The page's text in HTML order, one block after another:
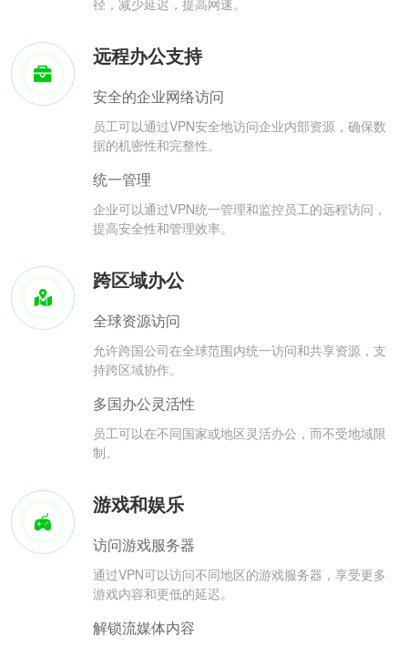
径，减少延迟，提高网速。
远程办公支持
安全的企业网络访问
员工可以通过VPN安全地访问企业内部资源，确保数
据的机密性和完整性。
统一管理
企业可以通过VPN统一管理和监控员工的远程访问，
提高安全性和管理效率。
跨区域办公
全球资源访问
允许跨国公司在全球范围内统一访问和共享资源，支
持跨区域协作。
多国办公灵活性
员工可以在不同国家或地区灵活办公，而不受地域限
制。
游戏和娱乐
访问游戏服务器
通过VPN可以访问不同地区的游戏服务器，享受更多
游戏内容和更低的延迟。
解锁流媒体内容